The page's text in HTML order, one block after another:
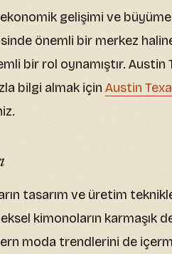
gelişimi ve
önemli bir merkez
bir rol oynamıştır. Austin
bilgi almak için Austin
tasarım ve üretim
kimonoların karmaşık
moda trendlerini de